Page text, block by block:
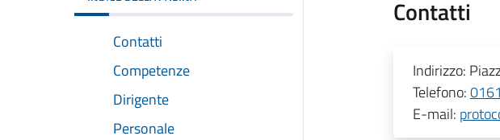
Contatti
Competenze
Dirigente
Personale
Contatti
Indirizzo:
Telefono:
E-mail: